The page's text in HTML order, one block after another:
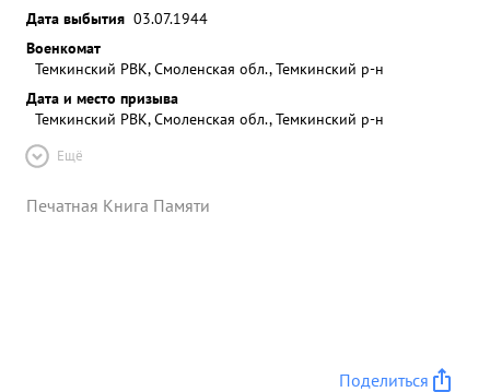
Дата выбытия 03.07.1944
Военкомат
Темкинский РВК, Смоленская обл., Темкинский р-н
Дата и место призыва
Темкинский РВК, Смоленская обл., Темкинский р-н
Ещё
Печатная Книга Памяти
Поделиться